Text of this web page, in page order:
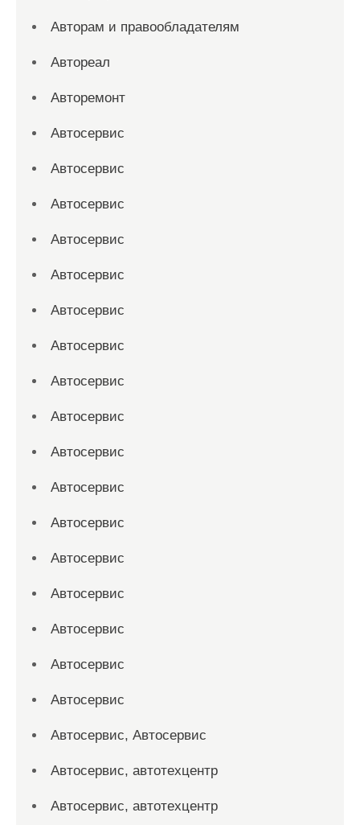
Авторам и правообладателям
Автореал
Авторемонт
Автосервис
Автосервис
Автосервис
Автосервис
Автосервис
Автосервис
Автосервис
Автосервис
Автосервис
Автосервис
Автосервис
Автосервис
Автосервис
Автосервис
Автосервис
Автосервис
Автосервис
Автосервис, Автосервис
Автосервис, автотехцентр
Автосервис, автотехцентр